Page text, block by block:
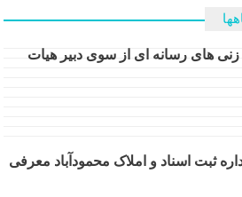
زنی های رسانه ای از سوی دبیر هیات
ثبت اسناد و املاک محمودآباد معرفی